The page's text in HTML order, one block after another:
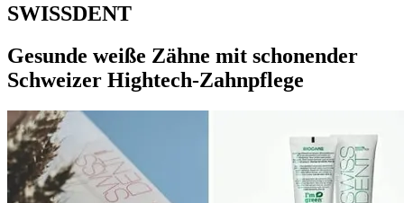
SWISSDENT
Gesunde weiße Zähne mit schonender
Schweizer Hightech-Zahnpflege